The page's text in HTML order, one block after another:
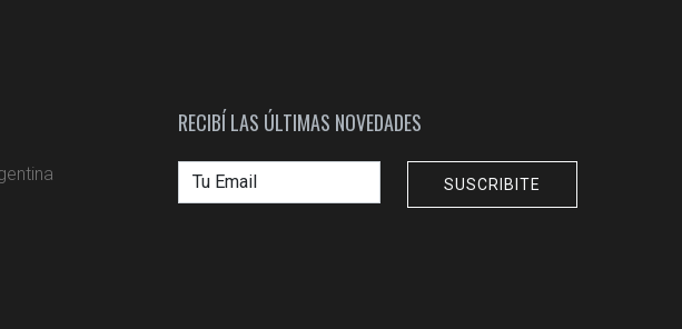
RECIBÍ LAS ÚLTIMAS NOVEDADES